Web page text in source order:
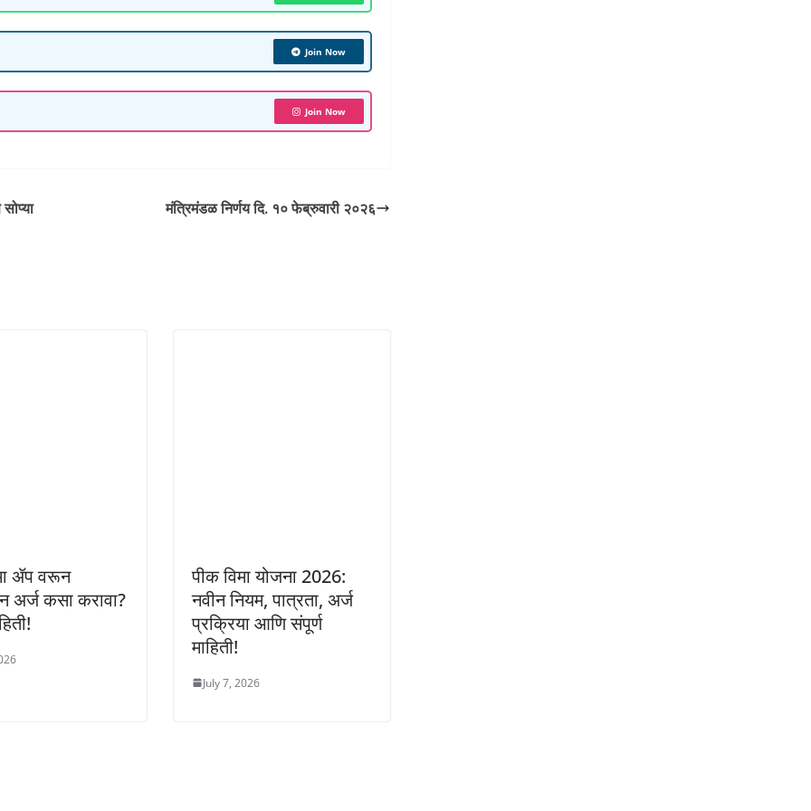
Join Now
Join Now
मंत्रिमंडळ निर्णय दि. १० फेब्रुवारी २०२६
ॲप वरून
अर्ज कसा करावा?
पीक विमा योजना 2026:
नवीन नियम, पात्रता, अर्ज
प्रक्रिया आणि संपूर्ण
माहिती!
July 7, 2026